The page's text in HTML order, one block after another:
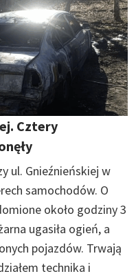
Cztery
ul. Gnieźnieńskiej w
samochodów. O
około godziny 3
ugasiła ogień, a
pojazdów. Trwają
technika i